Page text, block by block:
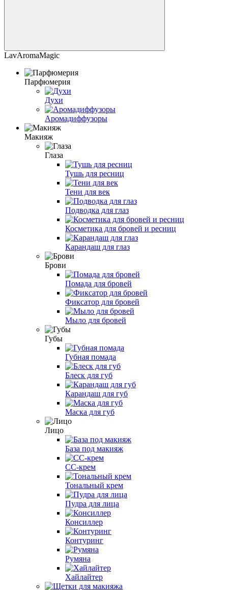
LavAromaMagic
Парфюмерия
Духи
Аромадиффузоры
Макияж
Глаза
Тушь для ресниц
Тени для век
Подводка для глаз
Косметика для бровей и ресниц
Карандаш для глаз
Брови
Помада для бровей
Фиксатор для бровей
Мыло для бровей
Губы
Губная помада
Блеск для губ
Карандаш для губ
Маска для губ
Лицо
База под макияж
CC-крем
Тональный крем
Пудра для лица
Консиллер
Контуринг
Румяна
Хайлайтер